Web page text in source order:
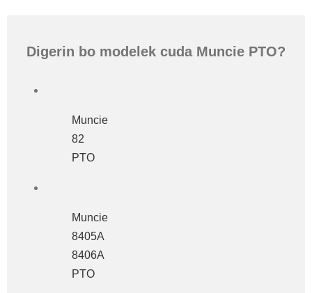
Digerin bo modelek cuda Muncie PTO?
Muncie
82
PTO
Muncie
8405A
8406A
PTO